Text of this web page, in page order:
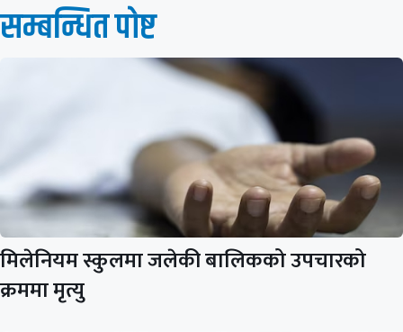
सम्बन्धित पाेष्ट
मिलेनियम स्कुलमा जलेकी बालिकको उपचारको
क्रममा मृत्यु